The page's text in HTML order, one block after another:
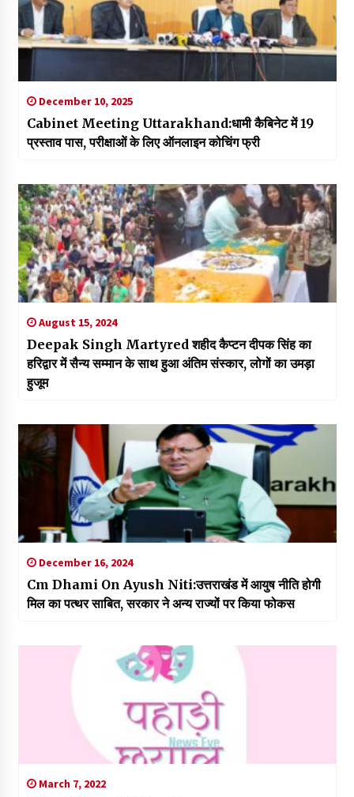
December 10, 2025
Cabinet Meeting Uttarakhand:धामी कैबिनेट में 19
प्रस्ताव पास, परीक्षाओं के लिए ऑनलाइन कोचिंग फ्री
August 15, 2024
Deepak Singh Martyred शहीद कैप्टन दीपक सिंह का
हरिद्वार में सैन्य सम्मान के साथ हुआ अंतिम संस्कार, लोगों का उमड़ा
हुजूम
December 16, 2024
Cm Dhami On Ayush Niti:उत्तराखंड में आयुष नीति होगी
मिल का पत्थर साबित, सरकार ने अन्य राज्यों पर किया फोकस
March 7, 2022